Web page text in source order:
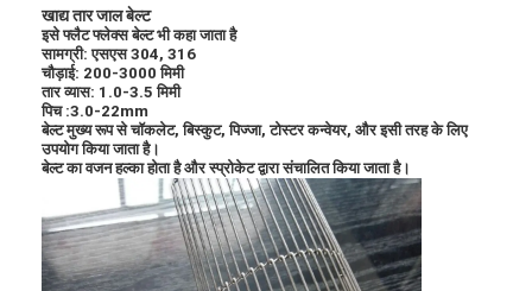
खाद्य तार जाल बेल्ट
इसे फ्लैट फ्लेक्स बेल्ट भी कहा जाता है
सामग्री: एसएस 304, 316
चौड़ाई: 200-3000 मिमी
तार व्यास: 1.0-3.5 मिमी
पिच :3.0-22mm
बेल्ट मुख्य रूप से चॉकलेट, बिस्कुट, पिज्जा, टोस्टर कन्वेयर, और इसी तरह के लिए
उपयोग किया जाता है।
बेल्ट का वजन हल्का होता है और स्प्रोकेट द्वारा संचालित किया जाता है।